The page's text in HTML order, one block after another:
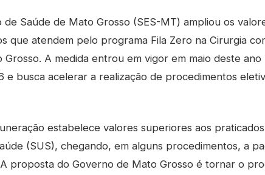
de Saúde de Mato Grosso (SES-MT) ampliou os
que atendem pelo programa Fila Zero na Cirurgia
Grosso. A medida entrou em vigor em maio deste
e busca acelerar a realização de procedimentos
estabelece valores superiores aos
(SUS), chegando, em alguns procedimentos, a
proposta do Governo de Mato Grosso é tornar o